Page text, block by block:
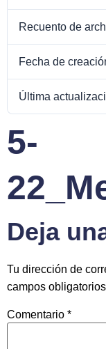
Recuento de
Fecha de
Última
5-
Deja
Tu dirección de
campos
Comentario *